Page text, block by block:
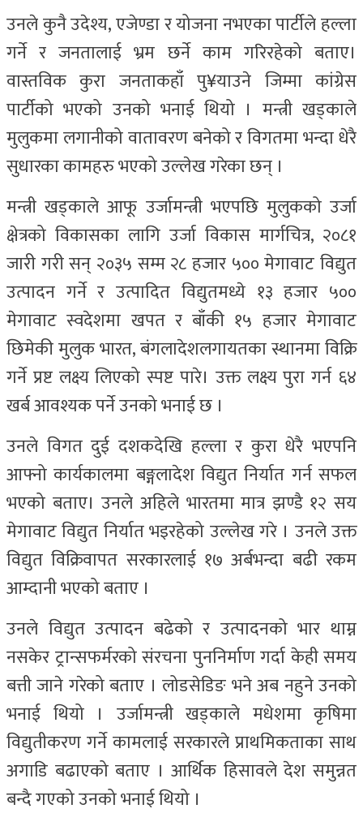
उनले कुनै उदेश्य, एजेण्डा र योजना नभएका पार्टीले हल्ला
गर्ने र जनतालाई भ्रम छर्ने काम गरिरहेको बताए।
वास्तविक कुरा जनताकहाँ पु¥याउने जिम्मा कांग्रेस
पार्टीको भएको उनको भनाई थियो । मन्त्री खड्काले
मुलुकमा लगानीको वातावरण बनेको र विगतमा भन्दा धेरै
सुधारका कामहरु भएको उल्लेख गरेका छन् ।
मन्त्री खड्काले आफू उर्जामन्त्री भएपछि मुलुकको उर्जा
क्षेत्रको विकासका लागि उर्जा विकास मार्गचित्र, २०८१
जारी गरी सन् २०३५ सम्म २८ हजार ५०० मेगावाट विद्युत
उत्पादन गर्ने र उत्पादित विद्युतमध्ये १३ हजार ५००
मेगावाट स्वदेशमा खपत र बाँकी १५ हजार मेगावाट
छिमेकी मुलुक भारत, बंगलादेशलगायतका स्थानमा विक्रि
गर्ने प्रष्ट लक्ष्य लिएको स्पष्ट पारे। उक्त लक्ष्य पुरा गर्न ६४
खर्ब आवश्यक पर्ने उनको भनाई छ ।
उनले विगत दुई दशकदेखि हल्ला र कुरा धेरै भएपनि
आफ्नो कार्यकालमा बङ्गलादेश विद्युत निर्यात गर्न सफल
भएको बताए। उनले अहिले भारतमा मात्र झण्डै १२ सय
मेगावाट विद्युत निर्यात भइरहेको उल्लेख गरे । उनले उक्त
विद्युत विक्रिवापत सरकारलाई १७ अर्बभन्दा बढी रकम
आम्दानी भएको बताए ।
उनले विद्युत उत्पादन बढेको र उत्पादनको भार थाम्न
नसकेर ट्रान्सफर्मरको संरचना पुननिर्माण गर्दा केही समय
बत्ती जाने गरेको बताए । लोडसेडिङ भने अब नहुने उनको
भनाई थियो । उर्जामन्त्री खड्काले मधेशमा कृषिमा
विद्युतीकरण गर्ने कामलाई सरकारले प्राथमिकताका साथ
अगाडि बढाएको बताए । आर्थिक हिसावले देश समुन्नत
बन्दै गएको उनको भनाई थियो ।